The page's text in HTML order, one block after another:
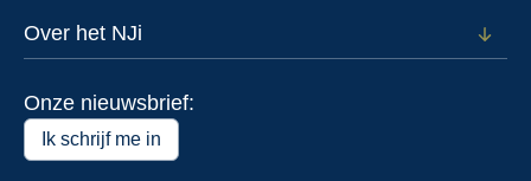
voor
Over het NJi
Open
Onze nieuwsbrief:
Ik schrijf me in